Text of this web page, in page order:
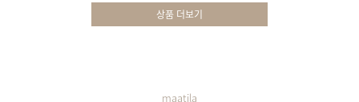
상품 더보기
maatila